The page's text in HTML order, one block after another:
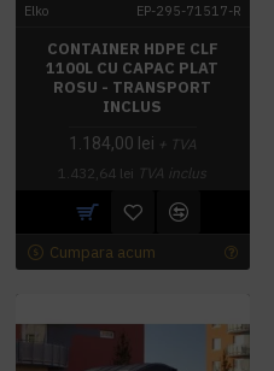
Elko EP-295-71517-R
CONTAINER HDPE CLF
1100L CU CAPAC PLAT
ROSU - TRANSPORT
INCLUS
1.184,00 lei + TVA
1.432,64 lei TVA inclus
Cumpara acum